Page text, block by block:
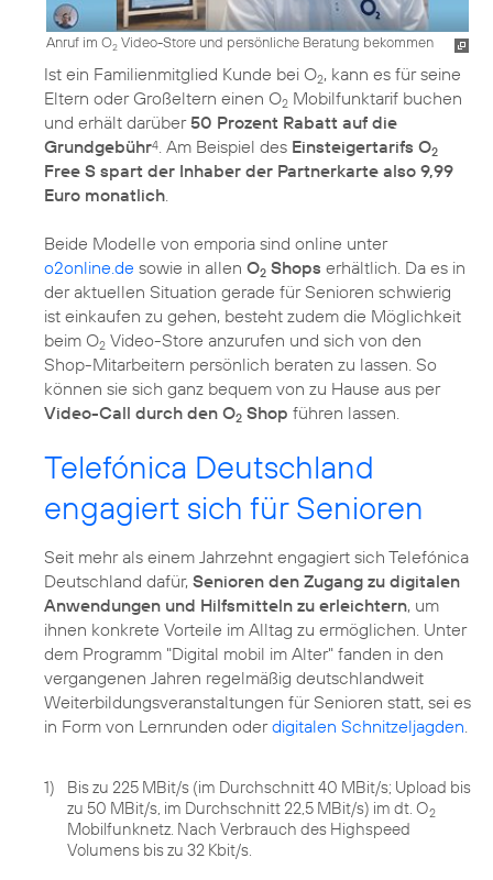
Anruf im O2 Video-Store und persönliche Beratung bekommen
Ist ein Familienmitglied Kunde bei O2, kann es für seine
Eltern oder Großeltern einen O2 Mobilfunktarif buchen
und erhält darüber50 Prozent Rabatt auf die
Grundgebühr4 . Am Beispiel des Einsteigertarifs O2
Free S spart der Inhaber der Partnerkarte also 9,99
Euro monatlich
Beide Modelle von emporia sind online unter
o2online.de sowie in allen O2 Shops erhältlich. Da es in
der aktuellen Situation gerade für Senioren schwierig
ist einkaufen zu gehen, besteht zudem die Möglichkeit
beim O2 Video-Store anzurufen und sich von den
Shop-Mitarbeitern persönlich beraten zu lassen. So
können sie sich ganz bequem von zu Hause aus per
Video-Call durch den O2 Shop führen lassen.
Telefónica Deutschland
engagiert sich für Senioren
Seit mehr als einem Jahrzehnt engagiert sich Telefónica
Deutschland dafür, Senioren den Zugang zu digitalen
Anwendungen und Hilfsmitteln zu erleichtern, um
ihnen konkrete Vorteile im Alltag zu ermöglichen. Unter
dem Programm "Digital mobil im Alter" fanden in den
vergangenen Jahren regelmäßig deutschlandweit
Weiterbildungsveranstaltungen für Senioren statt, sei es
in Form von Lernrunden oderdigitalen Schnitzeljagden
1)
Bis zu 225 MBit/s (im Durchschnitt 40 MBit/s; Upload bis
zu 50 MBit/s, im Durchschnitt 22,5 MBit/s) im dt. O2
Mobilfunknetz. Nach Verbrauch des Highspeed
Volumens bis zu 32 Kbit/s.